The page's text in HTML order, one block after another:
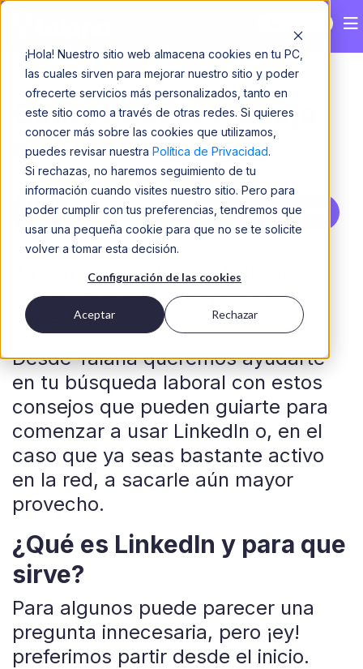
¡Hola! Nuestro sitio web almacena cookies en tu PC,
las cuales sirven para mejorar nuestro sitio y poder
ofrecerte servicios más personalizados, tanto en
este sitio como a través de otras redes. Si quieres
conocer más sobre las cookies que utilizamos,
puedes revisar nuestra Política de Privacidad.
Si rechazas, no haremos seguimiento de tu
información cuando visites nuestro sitio. Pero para
poder cumplir con tus preferencias, tendremos que
usar una pequeña cookie para que no se te solicite
volver a tomar esta decisión.
Configuración de las cookies
Aceptar Rechazar
Cómo buscar trabajo
en Linkedin
Dani y Fer Resumir con ChatGPT
Buscar y encontrar en Linkedin
trabajo puede ser un proceso
estresante.
Desde Talana queremos ayudarte
en tu búsqueda laboral con estos
consejos que pueden guiarte para
comenzar a usar LinkedIn o, en el
caso que ya seas bastante activo
en la red, a sacarle aún mayor
provecho.
¿Qué es LinkedIn y para que
sirve?
Para algunos puede parecer una
pregunta innecesaria, pero ¡ey!
preferimos partir desde el inicio.